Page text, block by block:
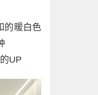
的暖白色
UP